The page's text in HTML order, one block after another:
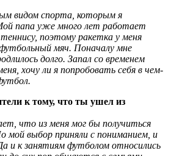
видом спорта, которым я
папа уже много лет работает
поэтому ракетка у меня
мяч. Поначалу мне
долго. Запал со временем
хочу ли я попробовать себя в чем-
к тому, что ты ушел из
что из меня мог бы получиться
мой выбор приняли с пониманием, и
и к занятиям футболом относились